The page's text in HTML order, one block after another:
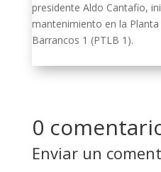
presidente Aldo Cantafio,
mantenimiento en la
Barrancos 1 (PTLB 1).
0
Enviar un